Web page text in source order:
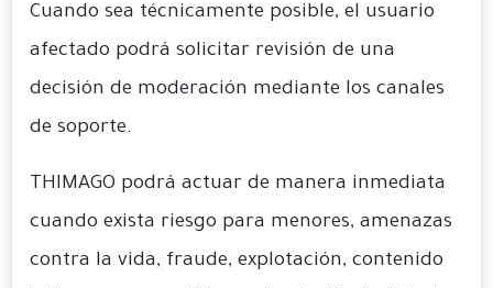
Cuando sea técnicamente posible, el usuario
afectado podrá solicitar revisión de una
decisión de moderación mediante los canales
de soporte.
THIMAGO podrá actuar de manera inmediata
cuando exista riesgo para menores, amenazas
contra la vida, fraude, explotación, contenido